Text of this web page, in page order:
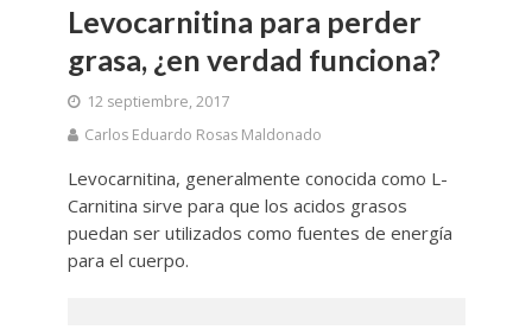
Levocarnitina para perder
grasa, ¿en verdad funciona?
12 septiembre, 2017
Carlos Eduardo Rosas Maldonado
Levocarnitina, generalmente conocida como L-
Carnitina sirve para que los acidos grasos
puedan ser utilizados como fuentes de energía
para el cuerpo.